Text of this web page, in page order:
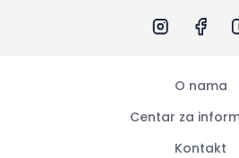
O nama
Centar za
Kontakt